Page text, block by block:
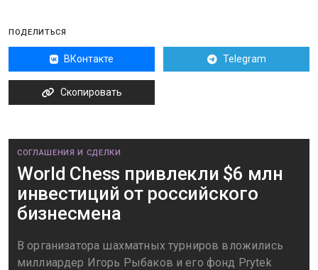
ПОДЕЛИТЬСЯ
ВКонтакте Telegram
Скопировать
СОГЛАШЕНИЯ И СДЕЛКИ
World Chess привлекли $6 млн
инвестиций от российского
бизнесмена
В организатора шахматных турниров вложились
миллиардер Игорь Рыбаков и его фонд Prytek